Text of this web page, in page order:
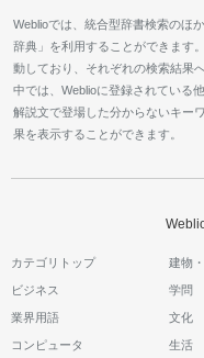
Weblioでは、統合型辞書検索のほ
辞典」を利用することができます
動しており、それぞれの検索結果
中では、Weblioに登録されている
解説文で登場した分からないキー
果を表示することができます。
カテゴリトップ 建物
ビジネス 学問
業界用語 文化
コンピュータ 生活